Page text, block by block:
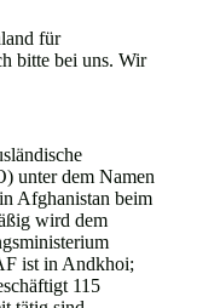
für
bitte bei uns. Wir
unter dem Namen
Afghanistan beim
wird dem
ist in Andkhoi;
115